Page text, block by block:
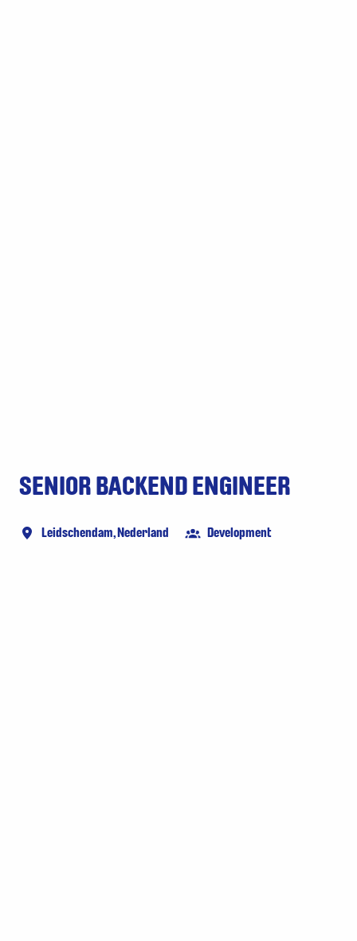
SENIOR BACKEND ENGINEER
Leidschendam, Nederland Development